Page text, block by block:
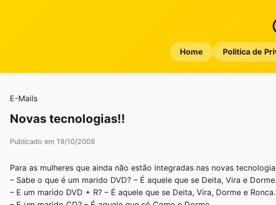
Home Politica de
E-Mails
Novas tecnologias!!
Publicado em 19/10/2008
Para as mulheres que ainda não estão integradas nas novas
– Sabe o que é um marido DVD? – É aquele que se Deita, Vira e Dorme.
– E um marido DVD + R? – É aquele que se Deita, Vira, Dorme e Ronca.